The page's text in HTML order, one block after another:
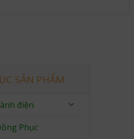
SẢN PHẨM
điện
Phục